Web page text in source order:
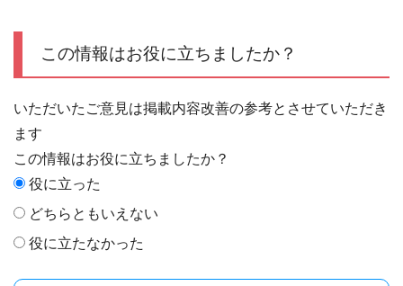
この情報はお役に立ちましたか？
いただいたご意見は掲載内容改善の参考とさせていただき
ます
この情報はお役に立ちましたか？
役に立った
どちらともいえない
役に立たなかった